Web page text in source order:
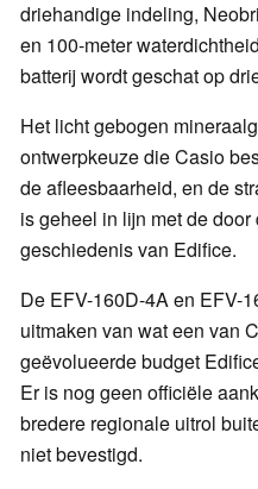
driehandige indeling,
en 100-meter
batterij wordt geschat op
Het licht gebogen
ontwerpkeuze die Casio
de afleesbaarheid, en de
is geheel in lijn met de
geschiedenis van Edifice.
De EFV-160D-4A en EFV-
uitmaken van wat een van
geëvolueerde budget
Er is nog geen officiële
bredere regionale uitrol
niet bevestigd.